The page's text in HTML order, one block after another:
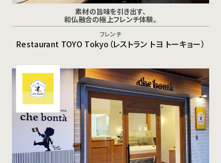
素材の旨味を引き出す、
和仏融合の極上フレンチ体験。
フレンチ
Restaurant TOYO Tokyo（レストラン トヨ トーキョー）